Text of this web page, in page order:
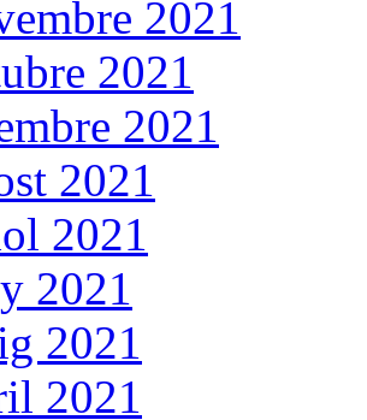
2021
2021
2021
2021
2021
2021
2021
2021